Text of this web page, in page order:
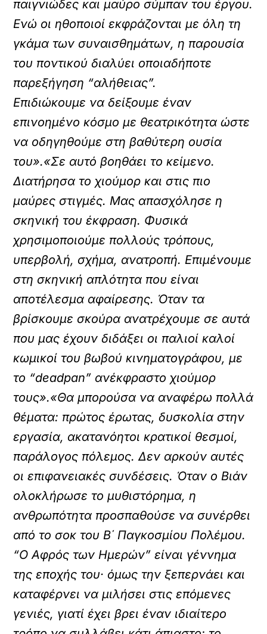
παιγνιώδες και μαύρο σύμπαν του έργου.
Ενώ οι ηθοποιοί εκφράζονται με όλη τη
γκάμα των συναισθημάτων, η παρουσία
του ποντικού διαλύει οποιαδήποτε
παρεξήγηση “αλήθειας”.
Επιδιώκουμε να δείξουμε έναν
επινοημένο κόσμο με θεατρικότητα ώστε
να οδηγηθούμε στη βαθύτερη ουσία
του».«Σε αυτό βοηθάει το κείμενο.
Διατήρησα το χιούμορ και στις πιο
μαύρες στιγμές. Μας απασχόλησε η
σκηνική του έκφραση. Φυσικά
χρησιμοποιούμε πολλούς τρόπους,
υπερβολή, σχήμα, ανατροπή. Επιμένουμε
στη σκηνική απλότητα που είναι
αποτέλεσμα αφαίρεσης. Όταν τα
βρίσκουμε σκούρα ανατρέχουμε σε αυτά
που μας έχουν διδάξει οι παλιοί καλοί
κωμικοί του βωβού κινηματογράφου, με
το “deadpan” ανέκφραστο χιούμορ
τους».«Θα μπορούσα να αναφέρω πολλά
θέματα: πρώτος έρωτας, δυσκολία στην
εργασία, ακατανόητοι κρατικοί θεσμοί,
παράλογος πόλεμος. Δεν αρκούν αυτές
οι επιφανειακές συνδέσεις. Όταν ο Βιάν
ολοκλήρωσε το μυθιστόρημα, η
ανθρωπότητα προσπαθούσε να συνέρθει
από το σοκ του Β΄ Παγκοσμίου Πολέμου.
“Ο Αφρός των Ημερών” είναι γέννημα
της εποχής του· όμως την ξεπερνάει και
καταφέρνει να μιλήσει στις επόμενες
γενιές, γιατί έχει βρει έναν ιδιαίτερο